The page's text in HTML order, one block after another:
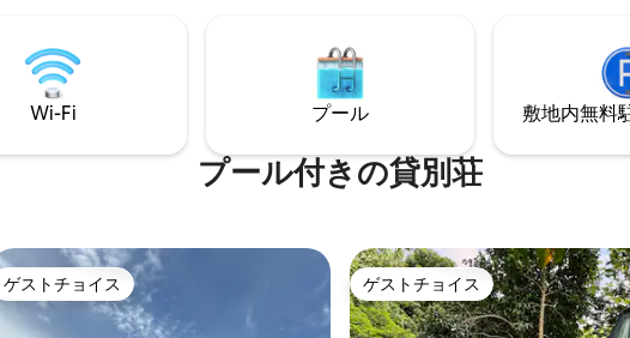
静寂、ロマンス、リラックスのためにデ
ザインされています。 ディア・キャビン
では、ただ泊まるだけではなく、体験し
ていただけます。
Wi-Fi プール 敷地内無料
プール付きの貸別荘
ゲストチョイス
ゲストチョイス ゲストチョイス
ゲストチョイス